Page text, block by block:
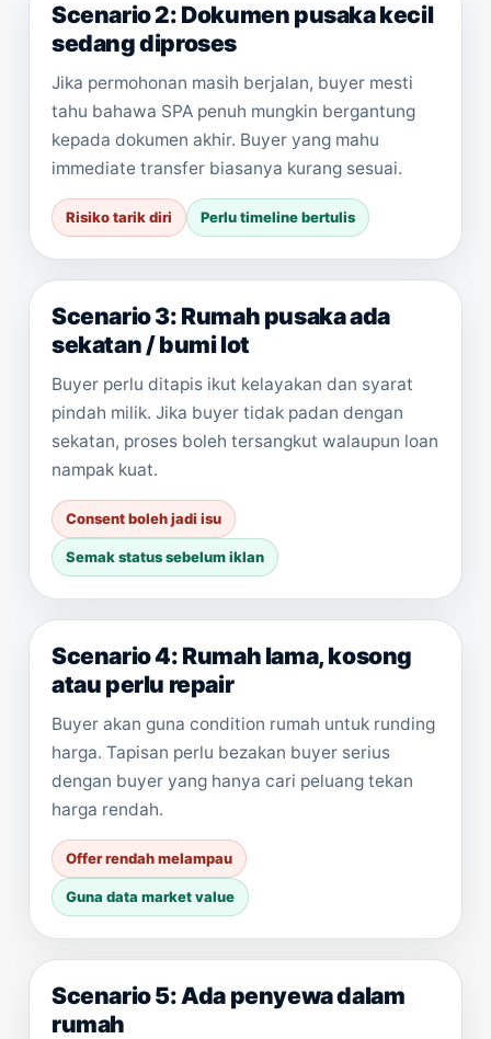
Scenario 2: Dokumen pusaka kecil
sedang diproses
Jika permohonan masih berjalan, buyer mesti
tahu bahawa SPA penuh mungkin bergantung
kepada dokumen akhir. Buyer yang mahu
immediate transfer biasanya kurang sesuai.
Risiko tarik diri Perlu timeline bertulis
Scenario 3: Rumah pusaka ada
sekatan / bumi lot
Buyer perlu ditapis ikut kelayakan dan syarat
pindah milik. Jika buyer tidak padan dengan
sekatan, proses boleh tersangkut walaupun loan
nampak kuat.
Consent boleh jadi isu
Semak status sebelum iklan
Scenario 4: Rumah lama, kosong
atau perlu repair
Buyer akan guna condition rumah untuk runding
harga. Tapisan perlu bezakan buyer serius
dengan buyer yang hanya cari peluang tekan
harga rendah.
Offer rendah melampau
Guna data market value
Scenario 5: Ada penyewa dalam
rumah